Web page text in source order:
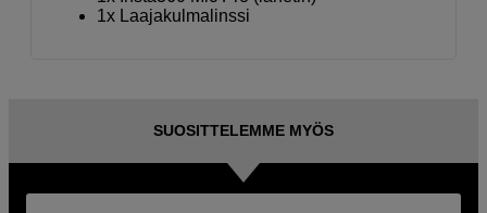
1x Laajakulmalinssi
SUOSITTELEMME MYÖS